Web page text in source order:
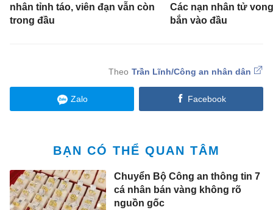
nhân tỉnh táo, viên đạn vẫn còn
trong đầu
Các nạn nhân tử
bắn vào đầu
Trần Lĩnh/Công an nhân dân
Zalo Facebook
BẠN CÓ THỂ QUAN TÂM
Chuyển Bộ Công an thông tin 7
cá nhân bán vàng không rõ
nguồn gốc